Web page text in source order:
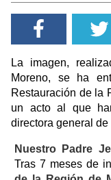
La imagen,
Moreno, se ha
Restauración de la
un acto al que
directora general
Nuestro Padre
Tras 7 meses de